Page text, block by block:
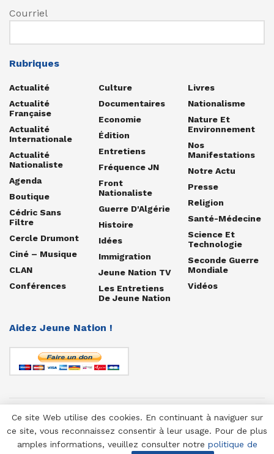
Courriel
Rubriques
Actualité
Actualité
Française
Actualité
Internationale
Actualité
Nationaliste
Agenda
Boutique
Cédric Sans
Filtre
Cercle Drumont
Ciné – Musique
CLAN
Conférences
Culture
Documentaires
Economie
Édition
Entretiens
Fréquence JN
Front
Nationaliste
Guerre D'Algérie
Histoire
Idées
Immigration
Jeune Nation TV
Les Entretiens
De Jeune Nation
Livres
Nationalisme
Nature Et
Environnement
Nos
Manifestations
Notre Actu
Presse
Religion
Santé-Médecine
Science Et
Technologie
Seconde Guerre
Mondiale
Vidéos
Aidez Jeune Nation !
© 1958-2025 Jeune Nation
Ce site Web utilise des cookies. En continuant à naviguer sur
ce site, vous reconnaissez consentir à leur usage. Pour de plus
amples informations, veuillez consulter notre politique de